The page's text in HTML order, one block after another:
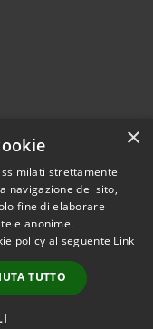
© 2023 •
provincia nord•
Powered
•Redazione
×
strettamente
navigazione del sito,
fine di elaborare
e anonime.
policy al seguente Link
TUTTO